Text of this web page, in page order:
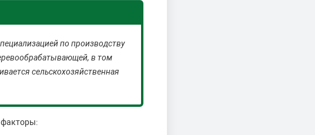
по производству
в том
сельскохозяйственная
факторы: